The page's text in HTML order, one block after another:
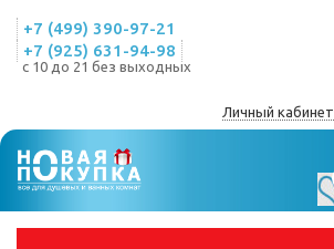
+7 (499) 390-97-21
+7 (925) 631-94-98
с 10 до 21 без выходных
Личный кабинет